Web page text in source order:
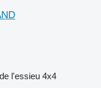
l'essieu 4x4